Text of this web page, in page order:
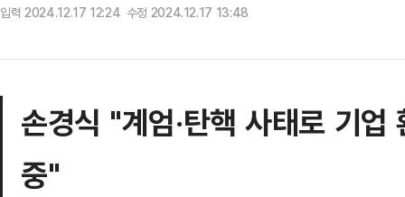
입력 2024.12.17 12:24 수정 2024.12.17 13:48
손경식 "계엄‧탄핵 사태로 기
중"